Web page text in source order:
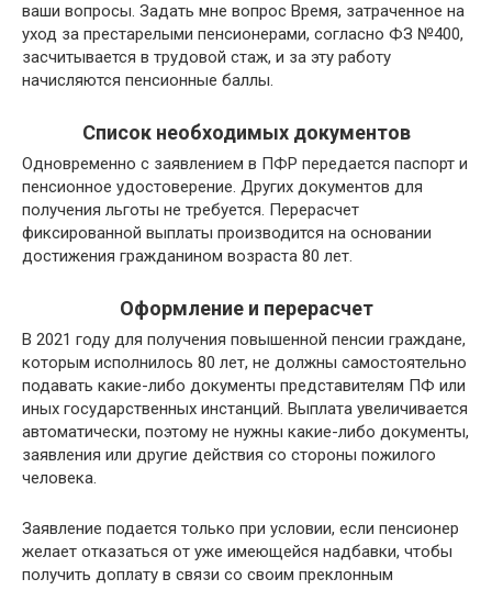
ваши вопросы. Задать мне вопрос Время, затраченное на
уход за престарелыми пенсионерами, согласно ФЗ №400,
засчитывается в трудовой стаж, и за эту работу
начисляются пенсионные баллы.
Список необходимых документов
Одновременно с заявлением в ПФР передается паспорт и
пенсионное удостоверение. Других документов для
получения льготы не требуется. Перерасчет
фиксированной выплаты производится на основании
достижения гражданином возраста 80 лет.
Оформление и перерасчет
В 2021 году для получения повышенной пенсии граждане,
которым исполнилось 80 лет, не должны самостоятельно
подавать какие-либо документы представителям ПФ или
иных государственных инстанций. Выплата увеличивается
автоматически, поэтому не нужны какие-либо документы,
заявления или другие действия со стороны пожилого
человека.
Заявление подается только при условии, если пенсионер
желает отказаться от уже имеющейся надбавки, чтобы
получить доплату в связи со своим преклонным